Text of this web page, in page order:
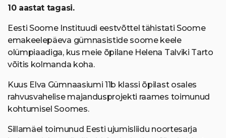
10 aastat tagasi.
Eesti Soome Instituudi eestvõttel tähistati Soome
emakeelepäeva gümnasistide soome keele
olümpiaadiga, kus meie õpilane Helena Talviki Tarto
võitis kolmanda koha.
Kuus Elva Gümnaasiumi 11b klassi õpilast osales
rahvusvahelise majandusprojekti raames toimunud
kohtumisel Soomes.
Sillamäel toimunud Eesti ujumisliidu noortesarja